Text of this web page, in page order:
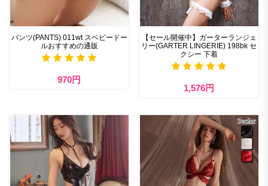
パンツ(PANTS) 011wt スベビードー
ルおすすめの通販
970円
【セール開催中】ガーターランジェ
リー(GARTER LINGERIE) 198bk セ
クシー 下着
1,576円